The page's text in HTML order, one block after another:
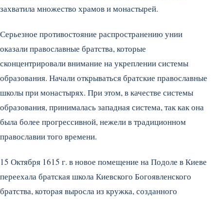
захватила множество храмов и монастырей.
Серьезное противостояние распространению унии
оказали православные братства, которые
сконцентрировали внимание на укреплении системы
образования. Начали открываться братские православные
школы при монастырях. При этом, в качестве системы
образования, принималась западная система, так как она
была более прогрессивной, нежели в традиционном
православии того времени.
15 Октября 1615 г. в новое помещение на Подоле в Киеве
переехала братская школа Киевского Богоявленского
братства, которая выросла из кружка, созданного